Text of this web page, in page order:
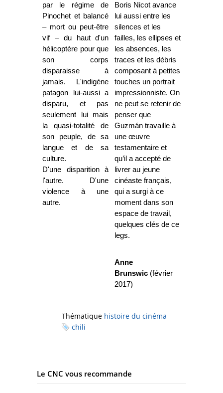
par le régime de
Pinochet et balancé
– mort ou peut-être
vif – du haut d'un
hélicoptère pour que
son corps
disparaisse à
jamais. L'indigène
patagon lui-aussi a
disparu, et pas
seulement lui mais
la quasi-totalité de
son peuple, de sa
langue et de sa
culture.
D'une disparition à
l'autre. D'une
violence à une
autre.
Boris Nicot avance
lui aussi entre les
silences et les
failles, les ellipses et
les absences, les
traces et les débris
composant à petites
touches un portrait
impressionniste. On
ne peut se retenir de
penser que
Guzmán travaille à
une œuvre
testamentaire et
qu’il a accepté de
livrer au jeune
cinéaste français,
qui a surgi à ce
moment dans son
espace de travail,
quelques clés de ce
legs.
Anne
Brunswic (février
2017)
Thématique histoire du cinéma
chili
Le CNC vous recommande